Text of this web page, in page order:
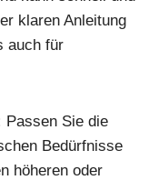
klaren Anleitung
auch für
Passen Sie die
Bedürfnisse
höheren oder